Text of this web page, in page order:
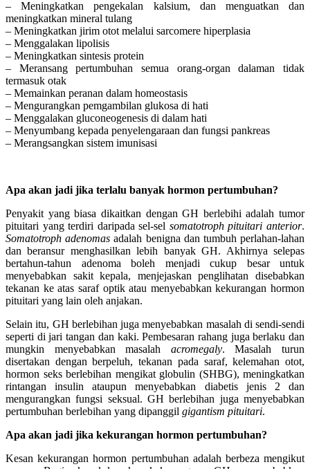
– Meningkatkan pengekalan kalsium, dan menguatkan dan
meningkatkan mineral tulang
– Meningkatkan jirim otot melalui sarcomere hiperplasia
– Menggalakan lipolisis
– Meningkatkan sintesis protein
– Meransang pertumbuhan semua orang-organ dalaman tidak
termasuk otak
– Memainkan peranan dalam homeostasis
– Mengurangkan pemgambilan glukosa di hati
– Menggalakan gluconeogenesis di dalam hati
– Menyumbang kepada penyelengaraan dan fungsi pankreas
– Merangsangkan sistem imunisasi
Apa akan jadi jika terlalu banyak hormon pertumbuhan?
Penyakit yang biasa dikaitkan dengan GH berlebihi adalah tumor
pituitari yang terdiri daripada sel-sel somatotroph pituitari anterior.
Somatotroph adenomas adalah benigna dan tumbuh perlahan-lahan
dan beransur menghasilkan lebih banyak GH. Akhirnya selepas
bertahun-tahun adenoma boleh menjadi cukup besar untuk
menyebabkan sakit kepala, menjejaskan penglihatan disebabkan
tekanan ke atas saraf optik atau menyebabkan kekurangan hormon
pituitari yang lain oleh anjakan.
Selain itu, GH berlebihan juga menyebabkan masalah di sendi-sendi
seperti di jari tangan dan kaki. Pembesaran rahang juga berlaku dan
mungkin menyebabkan masalah acromegaly. Masalah turun
disertakan dengan berpeluh, tekanan pada saraf, kelemahan otot,
hormon seks berlebihan mengikat globulin (SHBG), meningkatkan
rintangan insulin ataupun menyebabkan diabetis jenis 2 dan
mengurangkan fungsi seksual. GH berlebihan juga menyebabkan
pertumbuhan berlebihan yang dipanggil gigantism pituitari.
Apa akan jadi jika kekurangan hormon pertumbuhan?
Kesan kekurangan hormon pertumbuhan adalah berbeza mengikut